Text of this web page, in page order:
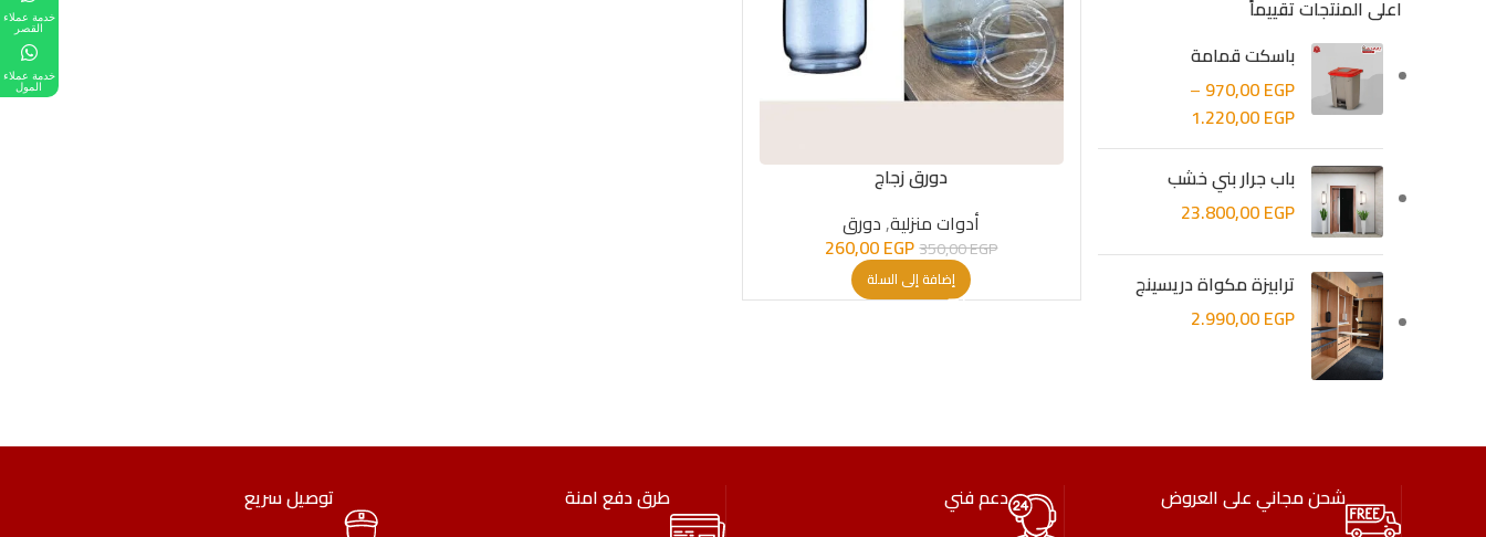
اعلى المنتجات تقييماً
باسكت قمامة
970,00EGP
–
1.220,00EGP
باب جرار بني خشب
23.800,00EGP
ترابيزة مكواة دريسينج
2.990,00EGP
دورق زجاج
أدوات منزلية,دورق
350,00EGP
260,00EGP
إضافة إلى السلة
شحن مجاني على العروض
دعم فني
طرق دفع امنة
توصيل سريع
خدمة عملاء
القصر
خدمة عملاء
المول